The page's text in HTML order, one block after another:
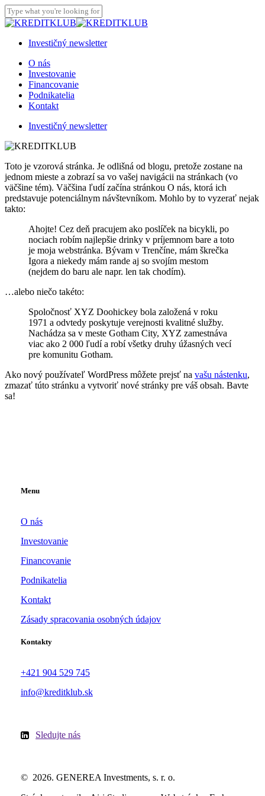
Skip
to
main
content
Close
Investičný newsletter
Menu
O nás
Investovanie
Financovanie
Podnikatelia
Kontakt
Investičný newsletter
Toto je vzorová stránka. Je odlišná od blogu, pretože zostane na
jednom mieste a zobrazí sa vo vašej navigácii na stránkach (vo
väčšine tém). Väčšina ľudí začína stránkou O nás, ktorá ich
predstavuje potenciálnym návštevníkom. Mohlo by to vyzerať nejak
takto:
Ahojte! Cez deň pracujem ako poslíček na bicykli, po
nociach robím najlepšie drinky v príjemnom bare a toto
je moja webstránka. Bývam v Trenčíne, mám škrečka
Igora a niekedy mám rande aj so svojím mestom
(nejdem do baru ale napr. len tak chodím).
…alebo niečo takéto:
Spoločnosť XYZ Doohickey bola založená v roku
1971 a odvtedy poskytuje verejnosti kvalitné služby.
Nachádza sa v meste Gotham City, XYZ zamestnáva
viac ako 2 000 ľudí a robí všetky druhy úžasných vecí
pre komunitu Gotham.
Ako nový používateľ WordPress môžete prejsť na vašu nástenku,
zmazať túto stránku a vytvoriť nové stránky pre váš obsah. Bavte
sa!
Menu
O nás
Investovanie
Financovanie
Podnikatelia
Kontakt
Zásady spracovania osobných údajov
Kontakty
+421 904 529 745
info@kreditklub.sk
Sledujte nás
© 2026. GENEREA Investments, s. r. o.